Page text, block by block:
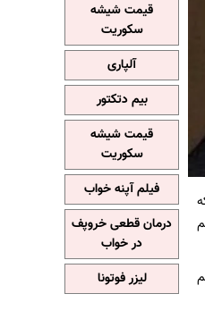
قیمت شیشه
سکوریت
آلپاری
بیم دتکتور
قیمت شیشه
سکوریت
فیلم آپنه خواب
درمان قطعی خروپف
در خواب
لیزر فوتونا